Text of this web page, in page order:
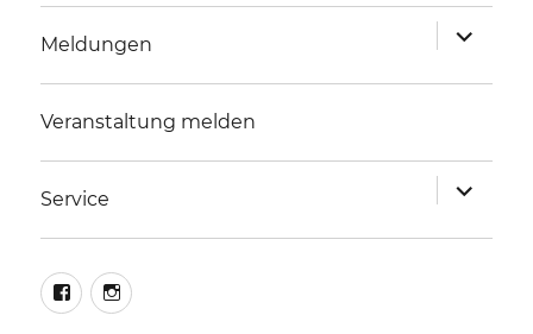
Meldungen
anzeigen
Veranstaltung melden
Service
anzeigen
facebookinstagram